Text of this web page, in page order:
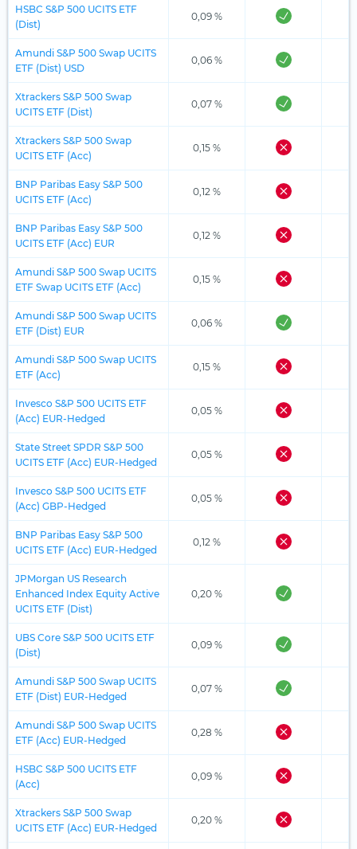
HSBC S&P 500 UCITS ETF
(Dist)
0,09 %
Amundi S&P 500 Swap UCITS
ETF (Dist) USD
0,06 %
Xtrackers S&P 500 Swap
UCITS ETF (Dist)
0,07 %
Xtrackers S&P 500 Swap
UCITS ETF (Acc)
0,15 %
BNP Paribas Easy S&P 500
UCITS ETF (Acc)
0,12 %
BNP Paribas Easy S&P 500
UCITS ETF (Acc) EUR
0,12 %
Amundi S&P 500 Swap UCITS
ETF Swap UCITS ETF (Acc)
0,15 %
Amundi S&P 500 Swap UCITS
ETF (Dist) EUR
0,06 %
Amundi S&P 500 Swap UCITS
ETF (Acc)
0,15 %
Invesco S&P 500 UCITS ETF
(Acc) EUR-Hedged
0,05 %
State Street SPDR S&P 500
UCITS ETF (Acc) EUR-Hedged
0,05 %
Invesco S&P 500 UCITS ETF
(Acc) GBP-Hedged
0,05 %
BNP Paribas Easy S&P 500
UCITS ETF (Acc) EUR-Hedged
0,12 %
JPMorgan US Research
Enhanced Index Equity Active
UCITS ETF (Dist)
0,20 %
UBS Core S&P 500 UCITS ETF
(Dist)
0,09 %
Amundi S&P 500 Swap UCITS
ETF (Dist) EUR-Hedged
0,07 %
Amundi S&P 500 Swap UCITS
ETF (Acc) EUR-Hedged
0,28 %
HSBC S&P 500 UCITS ETF
(Acc)
0,09 %
Xtrackers S&P 500 Swap
UCITS ETF (Acc) EUR-Hedged
0,20 %